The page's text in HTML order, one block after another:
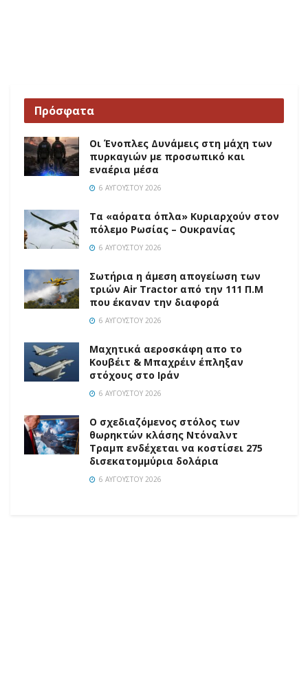
Πρόσφατα
Οι Ένοπλες Δυνάμεις στη μάχη των
πυρκαγιών με προσωπικό και
εναέρια μέσα
6 ΑΥΓΟΎΣΤΟΥ 2026
Τα «αόρατα όπλα» Κυριαρχούν στον
πόλεμο Ρωσίας – Ουκρανίας
6 ΑΥΓΟΎΣΤΟΥ 2026
Σωτήρια η άμεση απογείωση των
τριών Air Tractor από την 111 Π.M
που έκαναν την διαφορά
6 ΑΥΓΟΎΣΤΟΥ 2026
Mαχητικά αεροσκάφη απο το
Κουβέιτ & Μπαχρέιν έπληξαν
στόχους στο Ιράν
6 ΑΥΓΟΎΣΤΟΥ 2026
Ο σχεδιαζόμενος στόλος των
θωρηκτών κλάσης Ντόναλντ
Τραμπ ενδέχεται να κοστίσει 275
δισεκατομμύρια δολάρια
6 ΑΥΓΟΎΣΤΟΥ 2026